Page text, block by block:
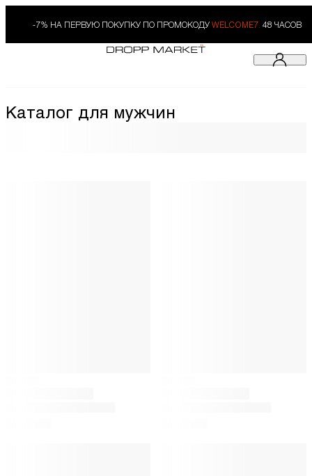
-7% НА ПЕРВУЮ ПОКУПКУ ПО ПРОМОКОДУ WELCOME7. 48 ЧАСОВ
Каталог для мужчин